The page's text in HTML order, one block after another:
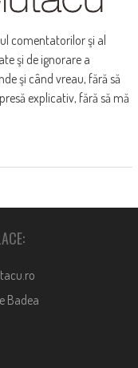
comentatorilor şi al
şi de ignorare a
şi când vreau, fără să
explicativ, fără să mă
Badea